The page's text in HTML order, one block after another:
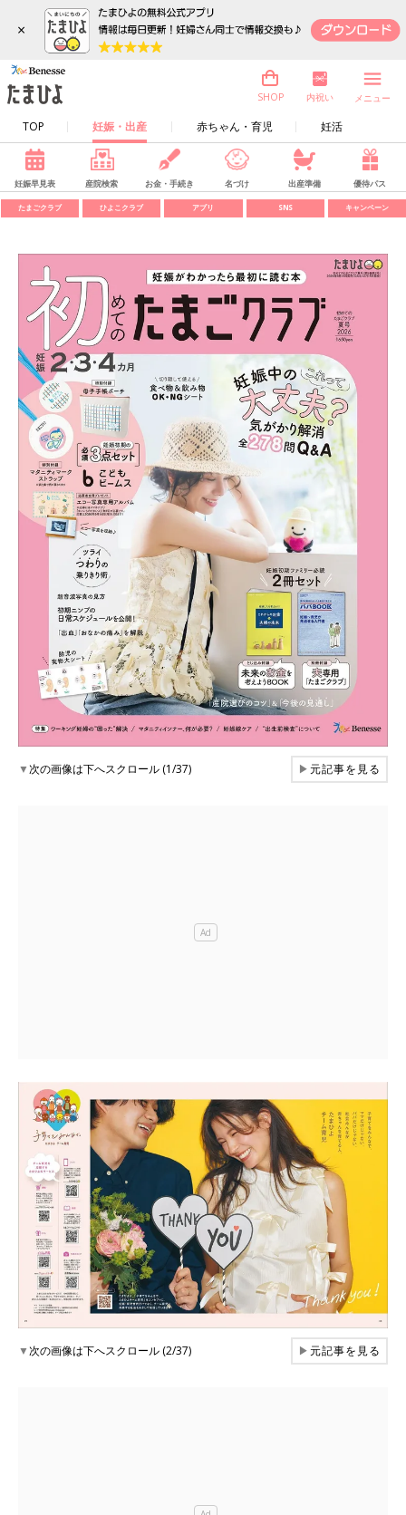
×
TOP 妊娠・出産 赤ちゃん・育児 妊活
SHOP 内祝い メニュー
妊娠早見表 産院検索 お金・手続き 名づけ 出産準備 優待パス
たまごクラブ ひよこクラブ アプリ SNS キャンペーン
▼次の画像は下へスクロール (1/37) ▶元記事を見る
▼次の画像は下へスクロール (2/37) ▶元記事を見る